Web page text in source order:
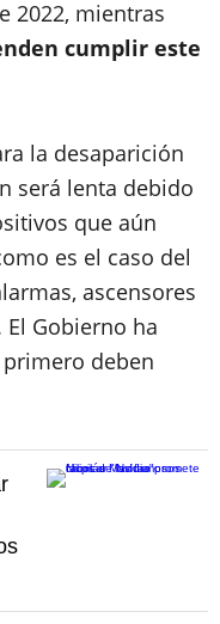
2022, mientras
cumplir este
la desaparición
será lenta debido
que aún
es el caso del
ascensores
Gobierno ha
deben